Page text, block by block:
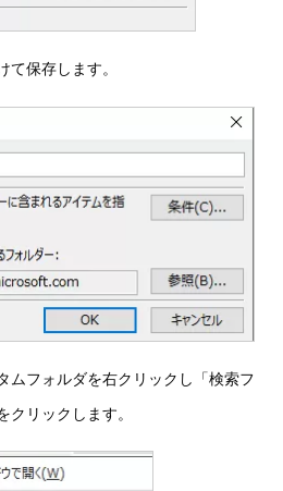
て保存します。
ムフォルダを右クリックし「検索フ
クリックします。